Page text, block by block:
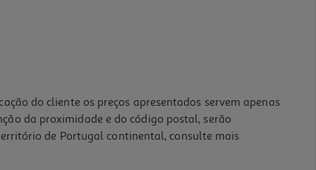
do cliente os preços apresentados servem apenas
da proximidade e do código postal, serão
de Portugal continental, consulte mais